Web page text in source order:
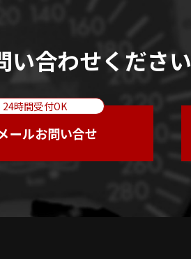
い合わせください
24時間受付OK
ールお問い合せ